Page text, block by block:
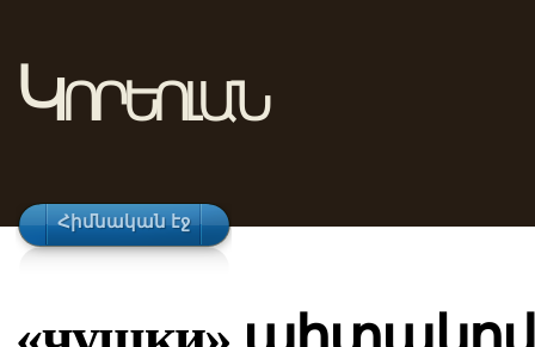
Կորեոլան
Հիմնական էջ